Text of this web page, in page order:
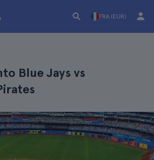
FRA (EUR)
Blue Jays vs